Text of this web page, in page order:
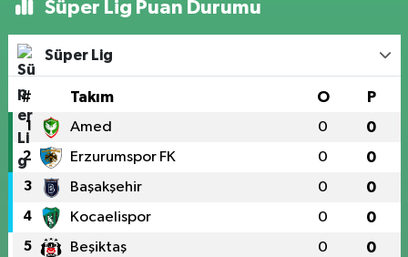
Süper Lig Puan Durumu
Süper Lig
# Takım O P
1 Amed 0 0
2 Erzurumspor FK 0 0
3 Başakşehir 0 0
4 Kocaelispor 0 0
5 Beşiktaş 0 0